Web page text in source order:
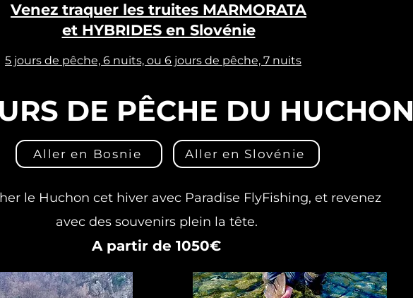
Venez traquer les truites MARMORATA
et HYBRIDES en Slovénie
5 jours de pêche, 6 nuits, ou 6 jours de pêche, 7 nuits
DE PÊCHE DU HUCHON
Aller en Bosnie Aller en Slovénie
le Huchon cet hiver avec Paradise FlyFishing, et revenez
avec des souvenirs plein la tête.
A partir de 1050€